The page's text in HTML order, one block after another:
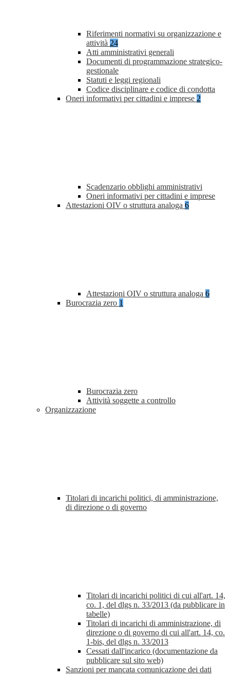
Riferimenti normativi su organizzazione e
attività 24
Atti amministrativi generali
Documenti di programmazione strategico-
gestionale
Statuti e leggi regionali
Codice disciplinare e codice di condotta
Oneri informativi per cittadini e imprese 2
Scadenzario obblighi amministrativi
Oneri informativi per cittadini e imprese
Attestazioni OIV o struttura analoga 6
Attestazioni OIV o struttura analoga 6
Burocrazia zero 1
Burocrazia zero
Attività soggette a controllo
Organizzazione
Titolari di incarichi politici, di amministrazione,
di direzione o di governo
Titolari di incarichi politici di cui all'art. 14,
co. 1, del dlgs n. 33/2013 (da pubblicare in
tabelle)
Titolari di incarichi di amministrazione, di
direzione o di governo di cui all'art. 14, co.
1-bis, del dlgs n. 33/2013
Cessati dall'incarico (documentazione da
pubblicare sul sito web)
Sanzioni per mancata comunicazione dei dati